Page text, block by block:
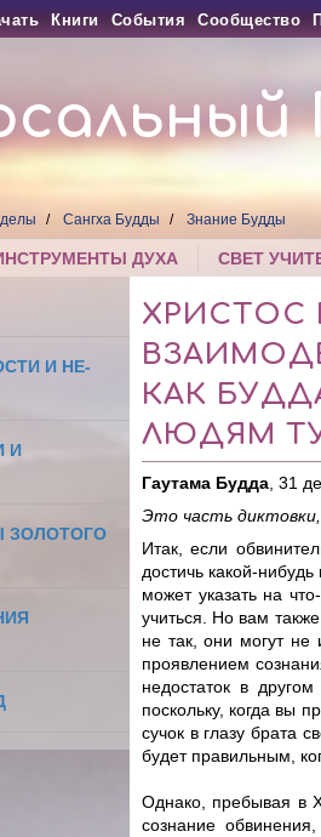
Книги События Сообщество
Сангха Будды Знание Будды
ДУХА СВЕТ
И НЕ-
И
ЗОЛОТОГО
ХРИСТОС
КАК
ЛЮДЯМ
Гаутама Будда, 31
Это часть
Итак, если
достичь какой-
может указать на
учиться. Но вам
не так, они могут не
проявлением
недостаток в
поскольку, когда вы
сучок в глазу брата
будет правильным,
Однако, пребывая в
сознание